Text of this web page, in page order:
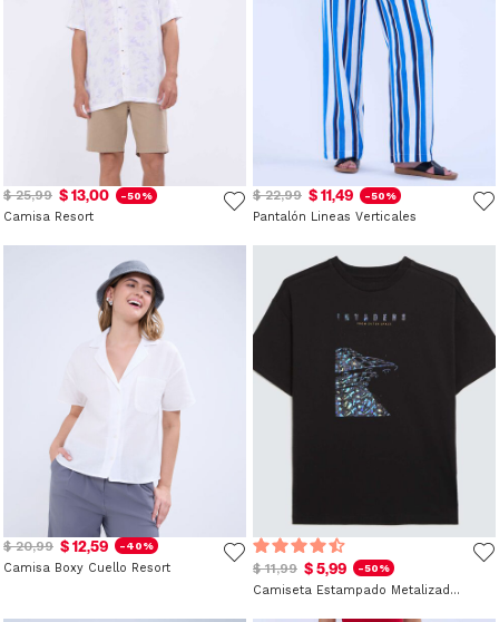
$ 25,99 $ 13,00 -50%
Camisa Resort
$ 22,99 $ 11,49 -50%
Pantalón Lineas Verticales
$ 20,99 $ 12,59 -40%
Camisa Boxy Cuello Resort $ 11,99 $ 5,99 -50%
Camiseta Estampado Metalizado para Niño